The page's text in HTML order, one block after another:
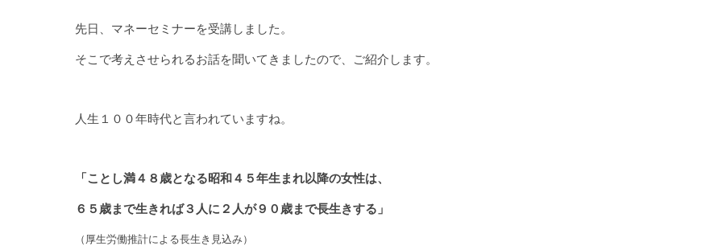
先日、マネーセミナーを受講しました。
そこで考えさせられるお話を聞いてきましたので、ご紹介します。
人生１００年時代と言われていますね。
「ことし満４８歳となる昭和４５年生まれ以降の女性は、
６５歳まで生きれば３人に２人が９０歳まで長生きする」
（厚生労働推計による長生き見込み）